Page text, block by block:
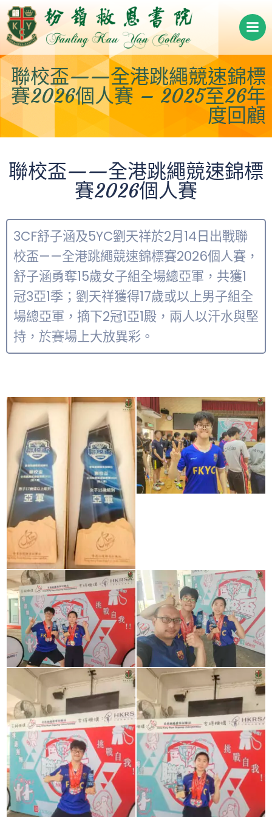
Skip
to
content
聯校盃——全港跳繩競速錦標
賽2026個人賽 – 2025至26年
度回顧
聯校盃——全港跳繩競速錦標
賽2026個人賽
3CF舒子涵及5YC劉天祥於2月14日出戰聯
校盃——全港跳繩競速錦標賽2026個人賽，
舒子涵勇奪15歲女子組全場總亞軍，共獲1
冠3亞1季；劉天祥獲得17歲或以上男子組全
場總亞軍，摘下2冠1亞1殿，兩人以汗水與堅
持，於賽場上大放異彩。